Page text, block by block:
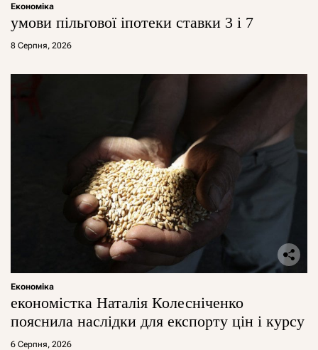
Економіка
умови пільгової іпотеки ставки 3 і 7
8 Серпня, 2026
Економіка
економістка Наталія Колесніченко
пояснила наслідки для експорту цін і курсу
6 Серпня, 2026